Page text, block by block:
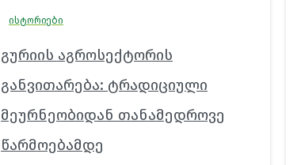
ისტორიები
გურიის აგროსექტორის
განვითარება: ტრადიციული
მეურნეობიდან თანამედროვე
წარმოებამდე